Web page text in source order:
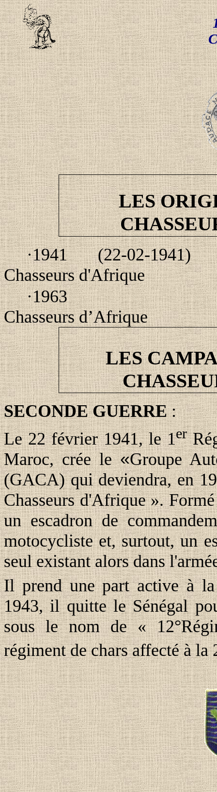
LES
·1941
(22-02-1941)
Chasseurs d'Afrique
·1963
Chasseurs d’Afrique
LES
SECONDE GUERRE:
Le 22 février 1941, le 1er
Maroc, crée le«Groupe
(GACA) qui deviendra, en
Chasseurs d'Afrique ».
un escadron de
motocycliste et, surtout, un
seul existant alors dans
Il prend une part active à
1943, il quitte le Sénégal
sous le nom de «
régiment de chars affecté à la